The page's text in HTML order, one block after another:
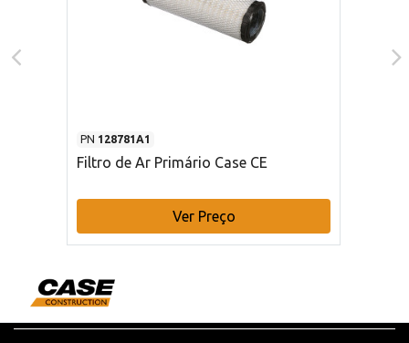
PN 128781A1
Filtro de Ar Primário Case CE
Ver Preço